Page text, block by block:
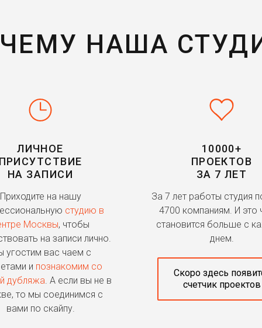
НАША
ЛИЧНОЕ
НА ЗАПИСИ
Приходите на нашу
студию в
Москвы, чтобы
на записи лично.
угостим вас чаем с
и познакомим со
дубляжа. А если вы не в
то мы соединимся с
вами по скайпу.
10000+
ПРОЕКТОВ
ЗА 7 ЛЕТ
За 7 лет работы студия
4700 компаниям. И это
становится больше с
днем.
Скоро здесь
счетчик проектов